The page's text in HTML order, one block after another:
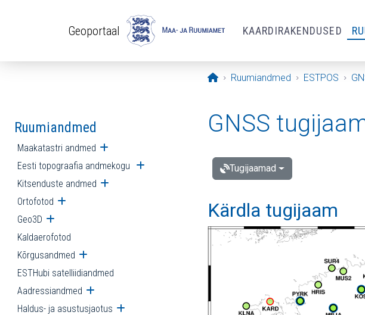
Geoportaal KAARDIRAKENDUSED
Avaleht
Ruumiandmed ESTPOS
Ruumiandmed
Maakatastri andmed Ava alammenüü
Eesti topograafia andmekogu Ava alammenüü
Kitsenduste andmed Ava alammenüü
Ortofotod Ava alammenüü
Geo3D Ava alammenüü
Kaldaerofotod
Kõrgusandmed Ava alammenüü
ESTHubi satelliidiandmed
Aadressiandmed Ava alammenüü
Haldus- ja asustusjaotus Ava alammenüü
GNSS
Tugijaamad
Kärdla tugijaam